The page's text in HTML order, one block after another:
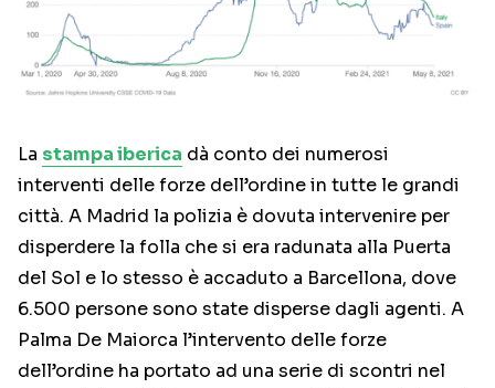
La stampa iberica dà conto dei numerosi
interventi delle forze dell’ordine in tutte le grandi
città. A Madrid la polizia è dovuta intervenire per
disperdere la folla che si era radunata alla Puerta
del Sol e lo stesso è accaduto a Barcellona, dove
6.500 persone sono state disperse dagli agenti. A
Palma De Maiorca l’intervento delle forze
dell’ordine ha portato ad una serie di scontri nel